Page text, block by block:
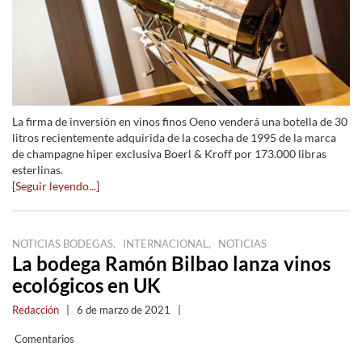
La firma de inversión en vinos finos Oeno venderá una botella de 30
litros recientemente adquirida de la cosecha de 1995 de la marca
de champagne hiper exclusiva Boerl & Kroff por 173.000 libras
esterlinas.
[Seguir leyendo...]
NOTICIAS BODEGAS, INTERNACIONAL , NOTICIAS
La bodega Ramón Bilbao lanza vinos
ecológicos en UK
Redacción 6 de marzo de 2021
Comentarios